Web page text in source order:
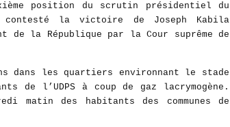
position du scrutin présidentiel du
contesté la victoire de Joseph Kabila
la République par la Cour suprême de
dans les quartiers environnant le stade
de l’UDPS à coup de gaz lacrymogène.
matin des habitants des communes de